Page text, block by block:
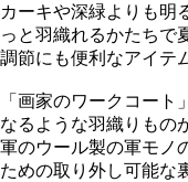
カーキや深緑よりも明
っと羽織れるかたちで
調節にも便利なアイテ
「画家のワークコー
なるような羽織りもの
軍のウール製の軍モノ
ための取り外し可能な